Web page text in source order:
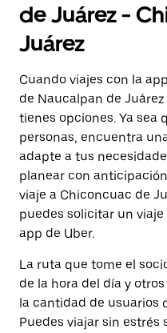
de Juárez -
Juárez
Cuando viajes con la
de Naucalpan de
tienes opciones. Ya sea
personas, encuentra
adapte a tus
planear con
viaje a Chiconcuac de
puedes solicitar un
app de Uber.
La ruta que tome el
de la hora del día y
la cantidad de usuarios
Puedes viajar sin estrés